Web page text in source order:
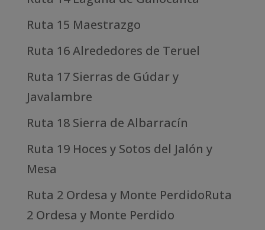
Ruta 15 Maestrazgo
Ruta 16 Alrededores de Teruel
Ruta 17 Sierras de Gúdar y
Javalambre
Ruta 18 Sierra de Albarracín
Ruta 19 Hoces y Sotos del Jalón y
Mesa
Ruta 2 Ordesa y Monte PerdidoRuta
2 Ordesa y Monte Perdido